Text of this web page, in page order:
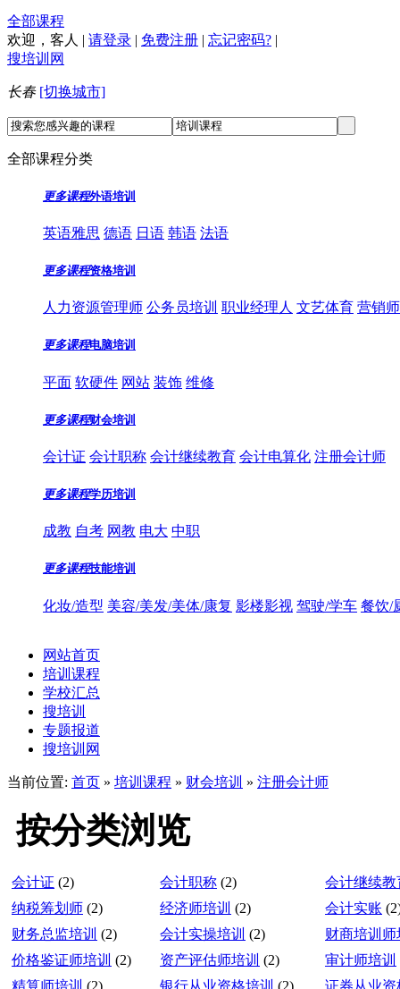
全部课程
欢迎， 客人 | 请登录 | 免费注册 | 忘记密码? |
搜培训网
长春 [切换城市]
全部课程分类
更多课程外语培训
英语雅思 德语 日语 韩语 法语
更多课程资格培训
人力资源管理师 公务员培训 职业经理人 文艺体育 营销
更多课程电脑培训
平面 软硬件 网站 装饰 维修
更多课程财会培训
会计证 会计职称 会计继续教育 会计电算化 注册会计师
更多课程学历培训
成教 自考 网教 电大 中职
更多课程技能培训
化妆/造型 美容/美发/美体/康复 影楼影视 驾驶/学车 餐饮/
网站首页
培训课程
学校汇总
搜培训
专题报道
搜培训网
当前位置: 首页 » 培训课程 » 财会培训 » 注册会计师
按分类浏览
会计证 (2) 会计职称 (2)
会计继续教
纳税筹划师 (2) 经济师培训 (2) 会计实账
财务总监培训 (2) 会计实操培训 (2)
财商培训师
价格鉴证师培训 (2) 资产评估师培训 (2)
审计师培训
精算师培训 (2) 银行从业资格培训 (2)
证券从业资